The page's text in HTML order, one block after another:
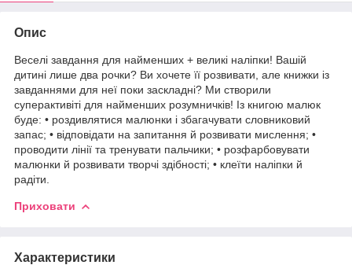
Опис
Веселі завдання для найменших + великі наліпки! Вашій
дитині лише два рочки? Ви хочете її розвивати, але книжки із
завданнями для неї поки заскладні? Ми створили
суперактивіті для найменших розумничків! Із книгою малюк
буде: • роздивлятися малюнки і збагачувати словниковий
запас; • відповідати на запитання й розвивати мислення; •
проводити лінії та тренувати пальчики; • розфарбовувати
малюнки й розвивати творчі здібності; • клеїти наліпки й
радіти.
Приховати
Характеристики